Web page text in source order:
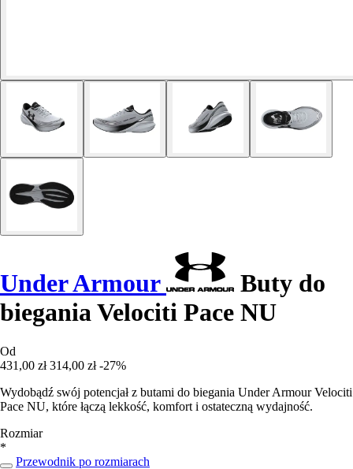
Under Armour
Buty do
biegania Velociti Pace NU
Od
431,00 zł 314,00 zł -27%
Wydobądź swój potencjał z butami do biegania Under Armour Velociti
Pace NU, które łączą lekkość, komfort i ostateczną wydajność.
Rozmiar
*
Przewodnik po rozmiarach